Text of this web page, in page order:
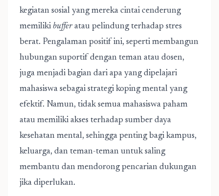
kegiatan sosial yang mereka cintai cenderung
memiliki bufferatau pelindung terhadap stres
berat. Pengalaman positif ini, seperti membangun
hubungan suportif dengan teman atau dosen,
juga menjadi bagian dari apa yang dipelajari
mahasiswa sebagai strategi koping mental yang
efektif. Namun, tidak semua mahasiswa paham
atau memiliki akses terhadap sumber daya
kesehatan mental, sehingga penting bagi kampus,
keluarga, dan teman-teman untuk saling
membantu dan mendorong pencarian dukungan
jika diperlukan.